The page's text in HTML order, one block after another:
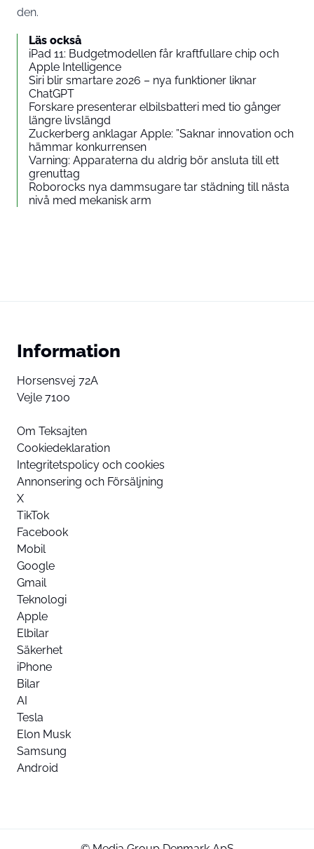
den.
Läs också
iPad 11: Budgetmodellen får kraftfullare chip och
Apple Intelligence
Siri blir smartare 2026 – nya funktioner liknar
ChatGPT
Forskare presenterar elbilsbatteri med tio gånger
längre livslängd
Zuckerberg anklagar Apple: ”Saknar innovation och
hämmar konkurrensen
Varning: Apparaterna du aldrig bör ansluta till ett
grenuttag
Roborocks nya dammsugare tar städning till nästa
nivå med mekanisk arm
Information
Horsensvej 72A
Vejle 7100
Om Teksajten
Cookiedeklaration
Integritetspolicy och cookies
Annonsering och Försäljning
X
TikTok
Facebook
Mobil
Google
Gmail
Teknologi
Apple
Elbilar
Säkerhet
iPhone
Bilar
AI
Tesla
Elon Musk
Samsung
Android